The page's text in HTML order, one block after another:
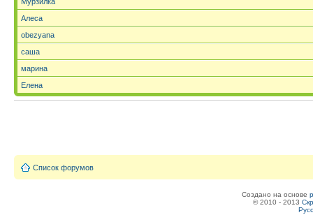
Алеса
obezyana
саша
марина
Елена
Список форумов
Создано на основе
© 2010 - 2013